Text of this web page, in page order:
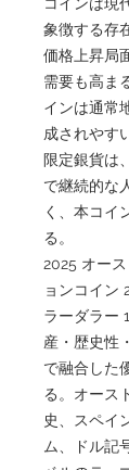
象徴する存
価格上昇局
需要も高ま
インは通常
成されやす
限定銀貨は
で継続的な
く、本コイ
る。
2025 オー
ョンコイン
ラーダラー
産・歴史性
で融合した
る。オース
史、スペイ
ム、ドル記